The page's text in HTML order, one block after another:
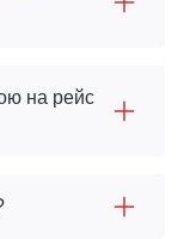
на рейс